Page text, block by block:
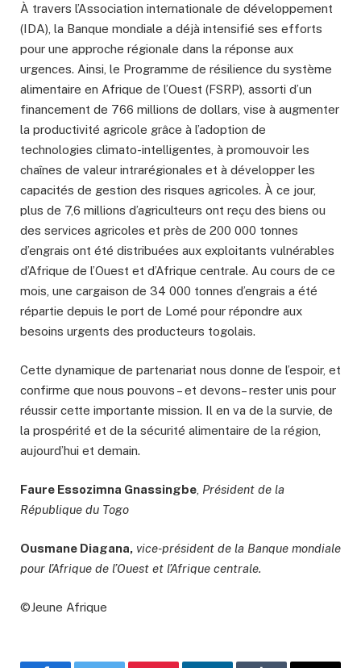
À travers l’Association internationale de développement
(IDA), la Banque mondiale a déjà intensifié ses efforts
pour une approche régionale dans la réponse aux
urgences. Ainsi, le Programme de résilience du système
alimentaire en Afrique de l’Ouest (FSRP), assorti d’un
financement de 766 millions de dollars, vise à augmenter
la productivité agricole grâce à l’adoption de
technologies climato-intelligentes, à promouvoir les
chaînes de valeur intrarégionales et à développer les
capacités de gestion des risques agricoles. À ce jour,
plus de 7,6 millions d’agriculteurs ont reçu des biens ou
des services agricoles et près de 200 000 tonnes
d’engrais ont été distribuées aux exploitants vulnérables
d’Afrique de l’Ouest et d’Afrique centrale. Au cours de ce
mois, une cargaison de 34 000 tonnes d’engrais a été
répartie depuis le port de Lomé pour répondre aux
besoins urgents des producteurs togolais.
Cette dynamique de partenariat nous donne de l’espoir, et
confirme que nous pouvons – et devons – rester unis pour
réussir cette importante mission. Il en va de la survie, de
la prospérité et de la sécurité alimentaire de la région,
aujourd’hui et demain.
Faure Essozimna Gnassingbe Président de la
République du Togo
Ousmane Diagana, vice-président de la Banque mondiale
pour l’Afrique de l’Ouest et l’Afrique centrale.
©Jeune Afrique